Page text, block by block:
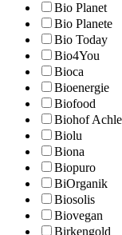
Bio Planet
Bio Planete
Bio Today
Bio4You
Bioca
Bioenergie
Biofood
Biohof
Biolu
Biona
Biopuro
BiOrganik
Biosolis
Biovegan
Birkengold